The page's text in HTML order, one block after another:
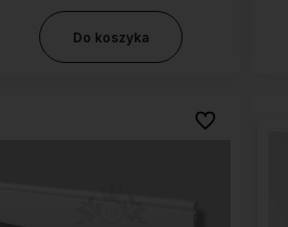
Do koszyka
Do ulubionych